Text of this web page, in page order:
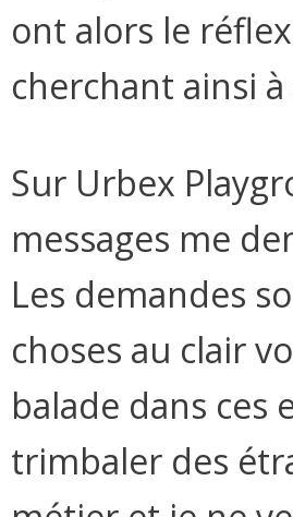
ont alors le
cherchant ainsi
Sur Urbex
messages me
Les demandes
choses au clair
balade dans
trimbaler des